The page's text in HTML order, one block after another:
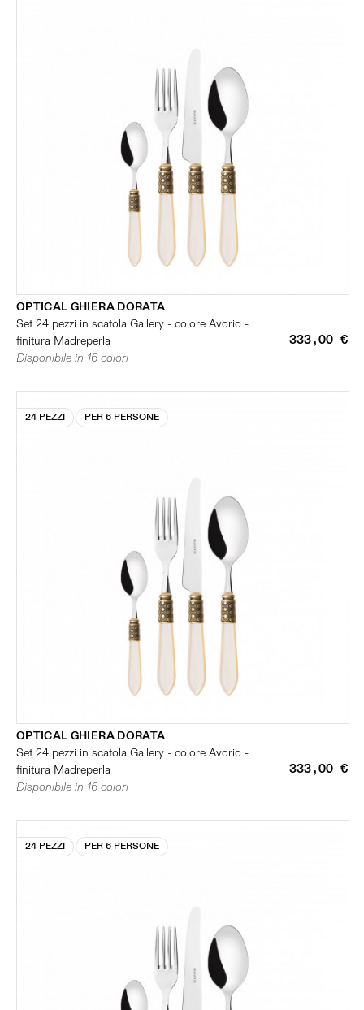
OPTICAL GHIERA DORATA
Set 24 pezzi in scatola Gallery - colore Avorio -
finitura Madreperla
333,00 €
Disponibile in 16 colori
24 PEZZI PER 6 PERSONE
OPTICAL GHIERA DORATA
Set 24 pezzi in scatola Gallery - colore Avorio -
finitura Madreperla
333,00 €
Disponibile in 16 colori
24 PEZZI PER 6 PERSONE